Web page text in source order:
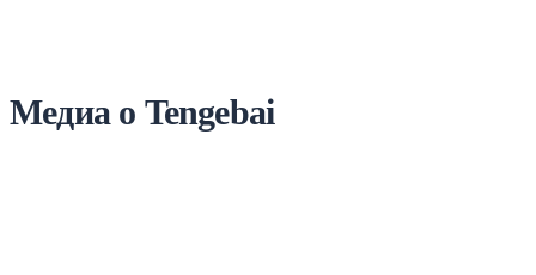
Медиа о Tengebai